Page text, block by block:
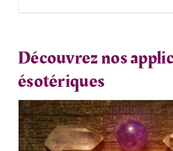
Découvrez nos
ésotériques